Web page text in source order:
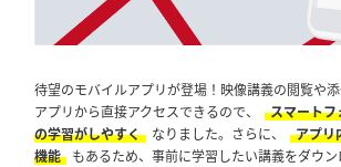
待望のモバイルアプリが登場！映像講義の閲覧や添
アプリから直接アクセスできるので、
スマートフ
の学習がしやすく
なりました。さらに、
アプリ
機能
もあるため、事前に学習したい講義をダウ